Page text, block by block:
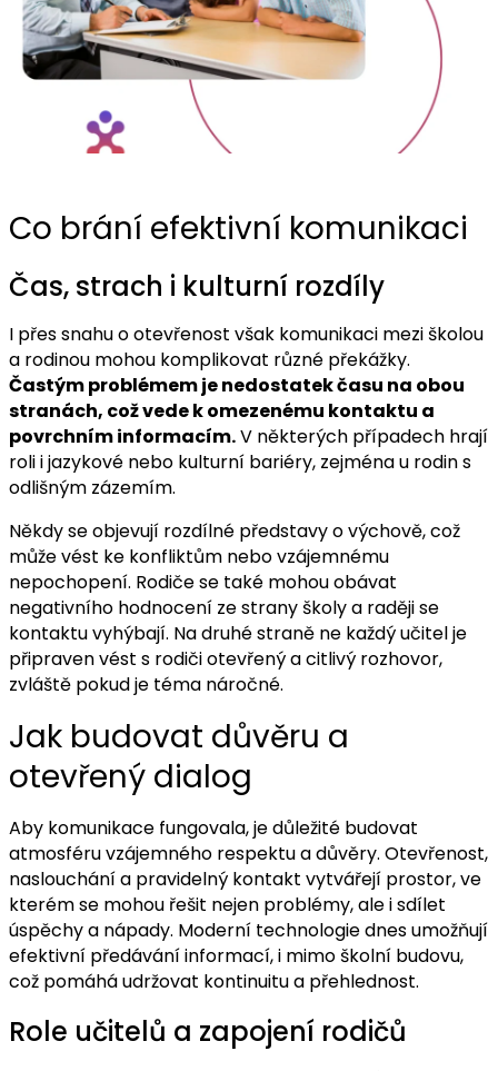
Co brání efektivní komunikaci
Čas, strach i kulturní rozdíly
I přes snahu o otevřenost však komunikaci mezi školou
a rodinou mohou komplikovat různé překážky.
Častým problémem je nedostatek času na obou
stranách, což vede k omezenému kontaktu a
povrchním informacím.V některých případech hrají
roli i jazykové nebo kulturní bariéry, zejména u rodin s
odlišným zázemím.
Někdy se objevují rozdílné představy o výchově, což
může vést ke konfliktům nebo vzájemnému
nepochopení. Rodiče se také mohou obávat
negativního hodnocení ze strany školy a raději se
kontaktu vyhýbají. Na druhé straně ne každý učitel je
připraven vést s rodiči otevřený a citlivý rozhovor,
zvláště pokud je téma náročné.
Jak budovat důvěru a
otevřený dialog
Aby komunikace fungovala, je důležité budovat
atmosféru vzájemného respektu a důvěry. Otevřenost,
naslouchání a pravidelný kontakt vytvářejí prostor, ve
kterém se mohou řešit nejen problémy, ale i sdílet
úspěchy a nápady. Moderní technologie dnes umožňují
efektivní předávání informací, i mimo školní budovu,
což pomáhá udržovat kontinuitu a přehlednost.
Role učitelů a zapojení rodičů